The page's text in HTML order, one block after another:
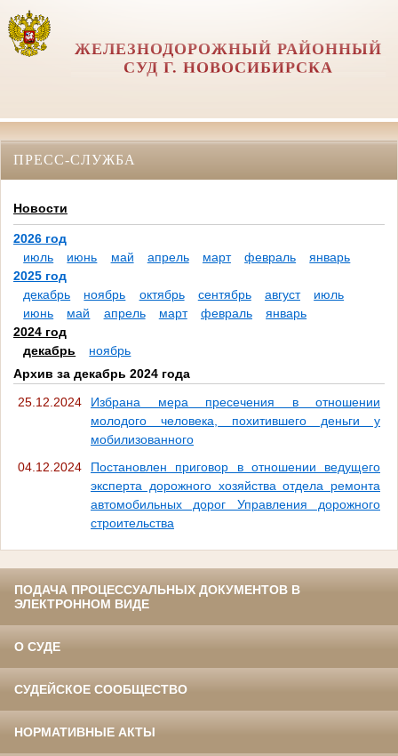
ЖЕЛЕЗНОДОРОЖНЫЙ РАЙОННЫЙ
СУД Г. НОВОСИБИРСКА
ПРЕСС-СЛУЖБА
Новости
2026 год
июль
июнь май апрель март февраль
январь
2025 год
декабрь
ноябрь октябрь сентябрь август
июль
июнь
май апрель март февраль
январь
2024 год
декабрь
ноябрь
Архив за декабрь 2024 года
25.12.2024
Избрана мера пресечения в отношении
молодого человека, похитившего деньги у
мобилизованного
04.12.2024
Постановлен приговор в отношении ведущего
эксперта дорожного хозяйства отдела ремонта
автомобильных дорог Управления дорожного
строительства
ПОДАЧА ПРОЦЕССУАЛЬНЫХ ДОКУМЕНТОВ В
ЭЛЕКТРОННОМ ВИДЕ
О СУДЕ
СУДЕЙСКОЕ СООБЩЕСТВО
НОРМАТИВНЫЕ АКТЫ